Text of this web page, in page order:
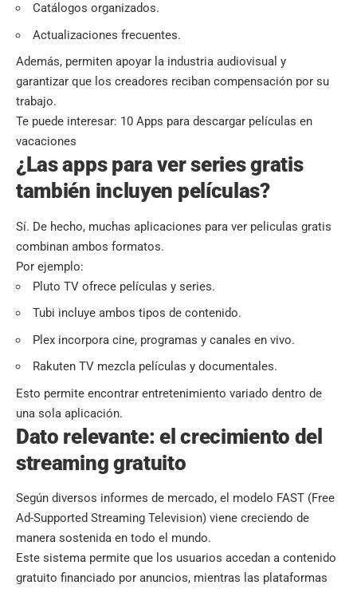
Catálogos organizados.
Actualizaciones frecuentes.
Además, permiten apoyar la industria audiovisual y
garantizar que los creadores reciban compensación por su
trabajo.
Te puede interesar: 10 Apps para descargar películas en
vacaciones
¿Las apps para ver series gratis
también incluyen películas?
Sí. De hecho, muchas aplicaciones para ver peliculas gratis
combinan ambos formatos.
Por ejemplo:
Pluto TV ofrece películas y series.
Tubi incluye ambos tipos de contenido.
Plex incorpora cine, programas y canales en vivo.
Rakuten TV mezcla películas y documentales.
Esto permite encontrar entretenimiento variado dentro de
una sola aplicación.
Dato relevante: el crecimiento del
streaming gratuito
Según diversos informes de mercado, el modelo FAST (Free
Ad-Supported Streaming Television) viene creciendo de
manera sostenida en todo el mundo.
Este sistema permite que los usuarios accedan a contenido
gratuito financiado por anuncios, mientras las plataformas